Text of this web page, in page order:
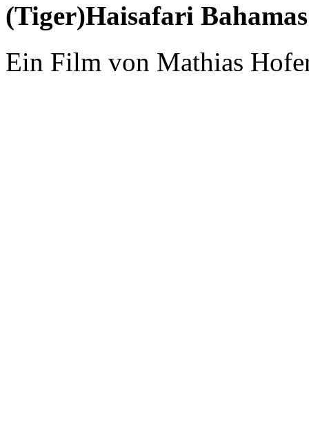
(Tiger)Haisafari
Ein Film von Mathias